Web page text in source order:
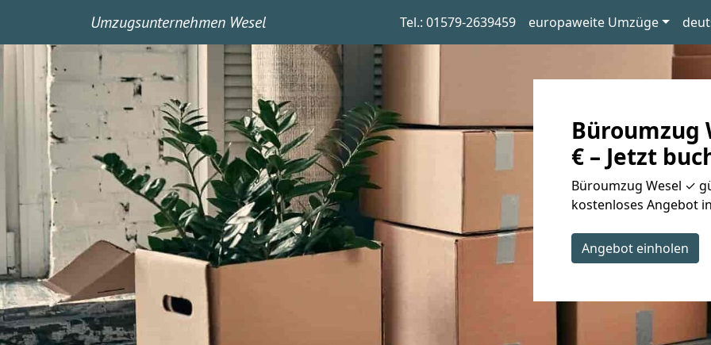
Umzugsunternehmen Wesel Tel.: 01579-2639459 europaweite Umzüge
Büroumzug
€ – Jetzt
Büroumzug Wesel ✓
kostenloses Angebot
Angebot einholen